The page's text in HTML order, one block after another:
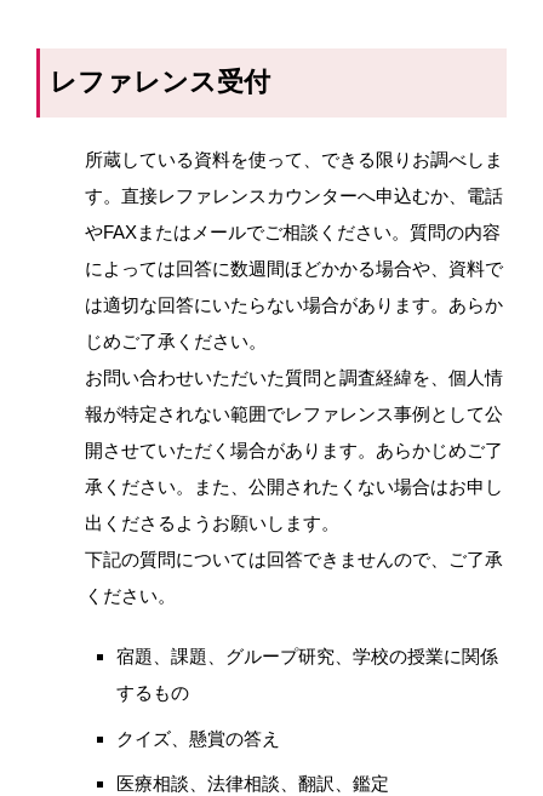
レファレンス受付
所蔵している資料を使って、できる限りお調べしま
す。直接レファレンスカウンターへ申込むか、電話
やFAXまたはメールでご相談ください。質問の内容
によっては回答に数週間ほどかかる場合や、資料で
は適切な回答にいたらない場合があります。あらか
じめご了承ください。
お問い合わせいただいた質問と調査経緯を、個人情
報が特定されない範囲でレファレンス事例として公
開させていただく場合があります。あらかじめご了
承ください。また、公開されたくない場合はお申し
出くださるようお願いします。
下記の質問については回答できませんので、ご了承
ください。
宿題、課題、グループ研究、学校の授業に関係
するもの
クイズ、懸賞の答え
医療相談、法律相談、翻訳、鑑定